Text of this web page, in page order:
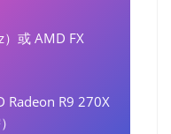
或 AMD FX
Radeon R9 270X